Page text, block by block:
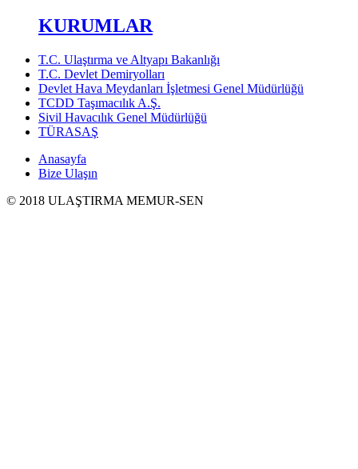
KURUMLAR
T.C. Ulaştırma ve Altyapı Bakanlığı
T.C. Devlet Demiryolları
Devlet Hava Meydanları İşletmesi Genel Müdürlüğü
TCDD Taşımacılık A.Ş.
Sivil Havacılık Genel Müdürlüğü
TÜRASAŞ
Anasayfa
Bize Ulaşın
© 2018 ULAŞTIRMA MEMUR-SEN